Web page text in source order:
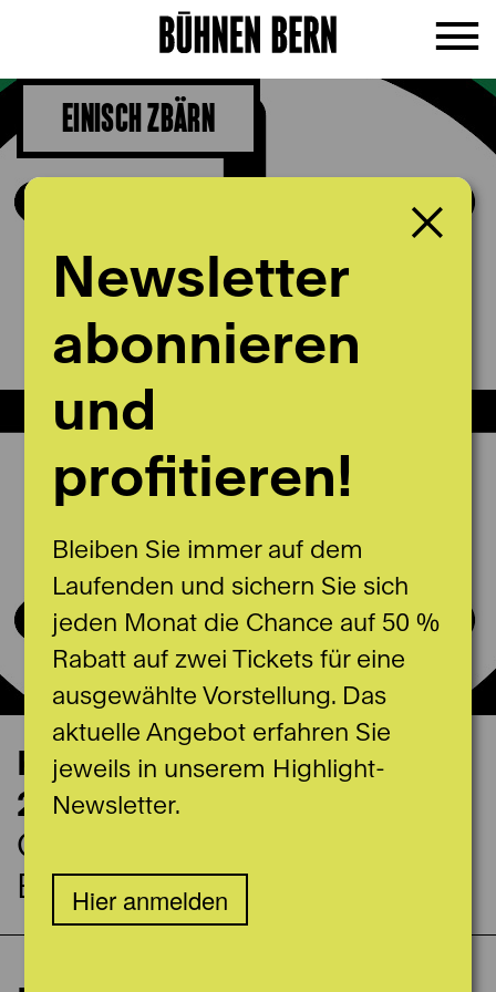
EINISCH ZBÄRN
Konzerttermin
28.04.2024
Casino Bern
Burgerratssaal
Newsletter
abonnieren
und
profitieren!
Bleiben Sie immer auf dem
Laufenden und sichern Sie sich
jeden Monat die Chance auf 50 %
Rabatt auf zwei Tickets für eine
ausgewählte Vorstellung. Das
aktuelle Angebot erfahren Sie
jeweils in unserem Highlight-
Newsletter.
Hier anmelden